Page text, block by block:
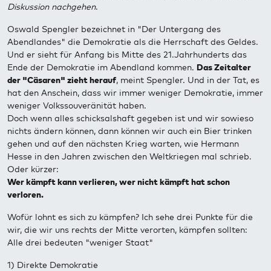
Diskussion nachgehen.
Oswald Spengler bezeichnet in "Der Untergang des
Abendlandes" die Demokratie als die Herrschaft des Geldes.
Und er sieht für Anfang bis Mitte des 21.Jahrhunderts das
Ende der Demokratie im Abendland kommen. Das Zeitalter
der "Cäsaren" zieht herauf, meint Spengler. Und in der Tat, es
hat den Anschein, dass wir immer weniger Demokratie, immer
weniger Volkssouveränität haben.
Doch wenn alles schicksalshaft gegeben ist und wir sowieso
nichts ändern können, dann können wir auch ein Bier trinken
gehen und auf den nächsten Krieg warten, wie Hermann
Hesse in den Jahren zwischen den Weltkriegen mal schrieb.
Oder kürzer:
Wer kämpft kann verlieren, wer nicht kämpft hat schon
verloren.
Wofür lohnt es sich zu kämpfen? Ich sehe drei Punkte für die
wir, die wir uns rechts der Mitte verorten, kämpfen sollten:
Alle drei bedeuten "weniger Staat"
1) Direkte Demokratie